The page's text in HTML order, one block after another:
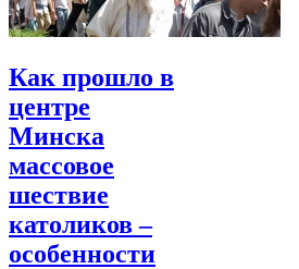
Как прошло в
центре
Минска
массовое
шествие
католиков –
особенности